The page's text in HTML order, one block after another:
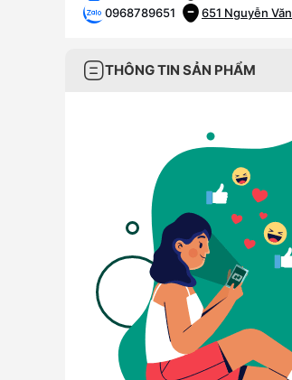
0968789651
651 Nguyễn
THÔNG TIN SẢN PHẨM